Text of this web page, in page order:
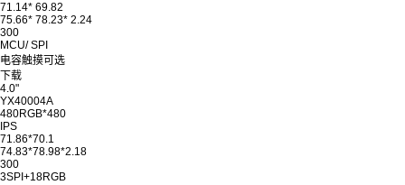
71.14* 69.82
75.66* 78.23* 2.24
300
MCU/ SPI
电容触摸可选
下载
4.0"
YX40004A
480RGB*480
IPS
71.86*70.1
74.83*78.98*2.18
300
3SPI+18RGB